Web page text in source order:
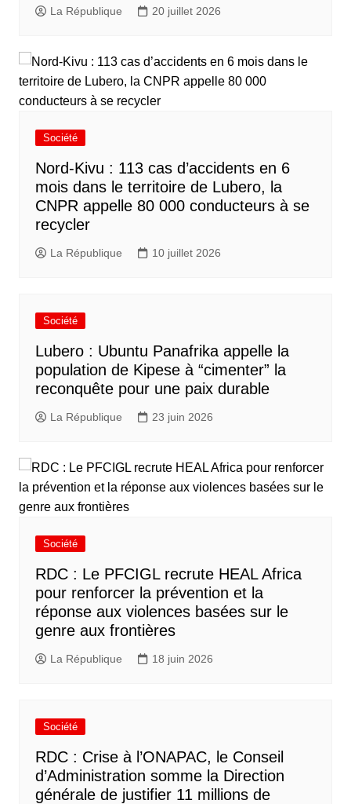
La République 20 juillet 2026
Société
Nord-Kivu : 113 cas d’accidents en 6
mois dans le territoire de Lubero, la
CNPR appelle 80 000 conducteurs à se
recycler
La République 10 juillet 2026
Société
Lubero : Ubuntu Panafrika appelle la
population de Kipese à “cimenter” la
reconquête pour une paix durable
La République 23 juin 2026
Société
RDC : Le PFCIGL recrute HEAL Africa
pour renforcer la prévention et la
réponse aux violences basées sur le
genre aux frontières
La République 18 juin 2026
Société
RDC : Crise à l’ONAPAC, le Conseil
d’Administration somme la Direction
générale de justifier 11 millions de